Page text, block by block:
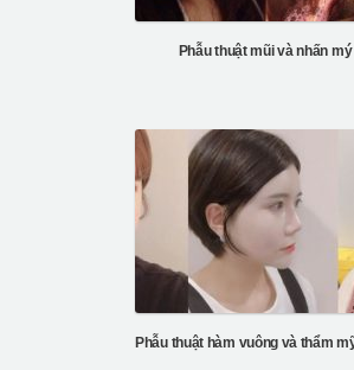
Phẫu thuật mũi và nhấn mý